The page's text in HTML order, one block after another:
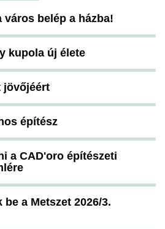
város belép a házba!
kupola új élete
jövőjéért
építész
a CAD'oro építészeti
a Metszet 2026/3.